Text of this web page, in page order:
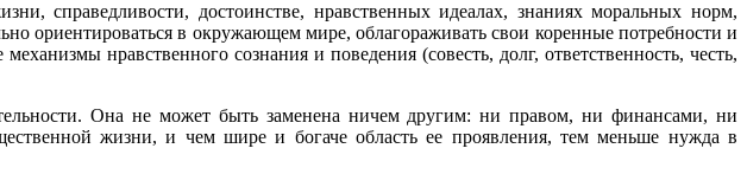
справедливости, достоинстве, нравственных идеалах, знаниях моральных норм,
ориентироваться в окружающем мире, облагораживать свои коренные потребности и
нравственного сознания и поведения (совесть, долг, ответственность, честь,
Она не может быть заменена ничем другим: ни правом, ни финансами, ни
жизни, и чем шире и богаче область ее проявления, тем меньше нужда в